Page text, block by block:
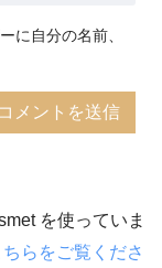
に自分の名前、
を使っていま
らをご覧くださ